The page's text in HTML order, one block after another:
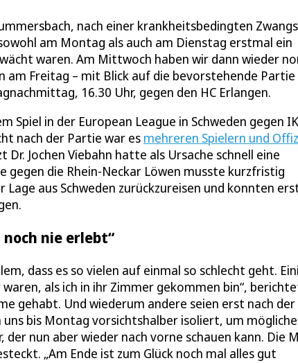
nach einer krankheitsbedingten
am Montag als auch am Dienstag erstmal ein
waren. Am Mittwoch haben wir dann wieder
am Freitag – mit Blick auf die bevorstehende
16.30 Uhr, gegen den HC Erlangen.
Spiel in der European League in Schweden gegen IK
nach der Partie war es mehreren Spielern und
Dr. Jochen Viebahn hatte als Ursache schnell eine
die Rhein-Neckar Löwen musste kurzfristig
aus Schweden zurückzureisen und konnten
noch nie erlebt“
dass es so vielen auf einmal so schlecht geht.
als ich in ihr Zimmer gekommen bin“,
gehabt. Und wiederum andere seien erst nach der
uns bis Montag vorsichtshalber isoliert, um mögliche
nun aber wieder nach vorne schauen kann. Die
„Am Ende ist zum Glück noch mal alles gut